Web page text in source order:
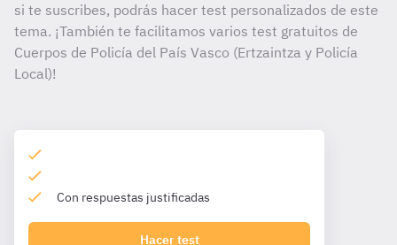
si te suscribes, podrás hacer test personalizados de este
tema. ¡También te facilitamos varios test gratuitos de
Cuerpos de Policía del País Vasco (Ertzaintza y Policía
Local)!
Con respuestas justificadas
Hacer test